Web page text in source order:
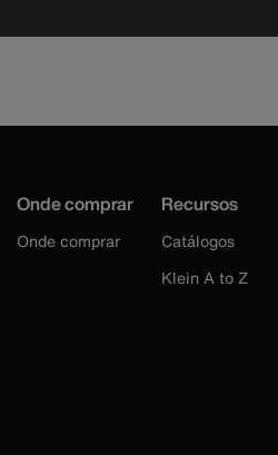
Onde comprar
Onde comprar
Recursos
Catálogos
Klein A to Z